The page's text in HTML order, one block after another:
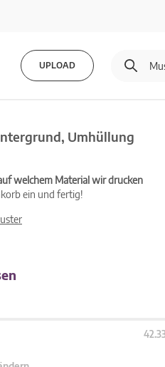
UPLOAD
Umhüllung
welchem Material wir drucken
ein und fertig!